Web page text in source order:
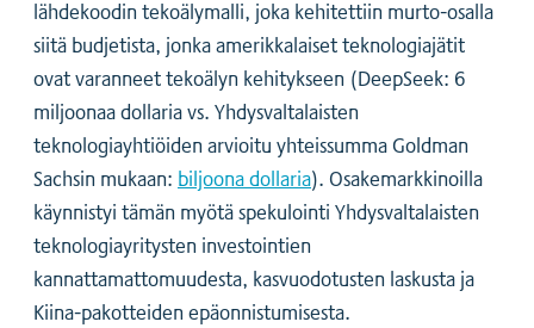
lähdekoodin tekoälymalli, joka kehitettiin murto-osalla
siitä budjetista, jonka amerikkalaiset teknologiajätit
ovat varanneet tekoälyn kehitykseen (DeepSeek: 6
miljoonaa dollaria vs. Yhdysvaltalaisten
teknologiayhtiöiden arvioitu yhteissumma Goldman
Sachsin mukaan: biljoona dollaria). Osakemarkkinoilla
käynnistyi tämän myötä spekulointi Yhdysvaltalaisten
teknologiayritysten investointien
kannattamattomuudesta, kasvuodotusten laskusta ja
Kiina-pakotteiden epäonnistumisesta.